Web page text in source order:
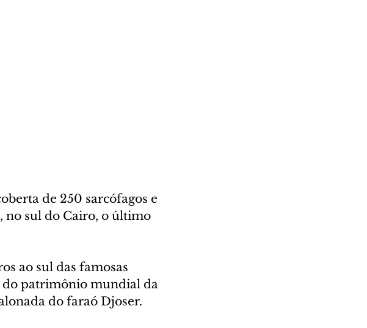
de 250 sarcófagos e
no sul do Cairo, o último
ao sul das famosas
do patrimônio mundial da
do faraó Djoser.